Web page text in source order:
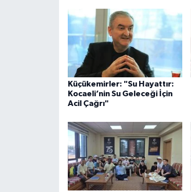
Küçükemirler: "Su Hayattır:
Kocaeli’nin Su Geleceği İçin
Acil Çağrı"